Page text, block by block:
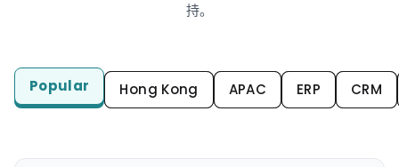
持。
Popular Hong Kong APAC ERP CRM